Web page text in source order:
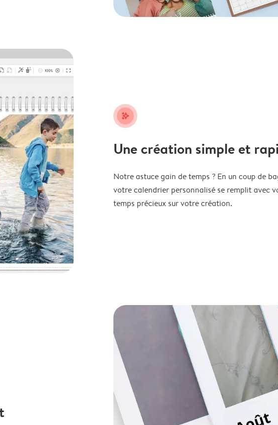
stars_plus
Une création simple et
Notre astuce gain de temps ? En un coup de
votre calendrier personnalisé se remplit avec
temps précieux sur votre création.